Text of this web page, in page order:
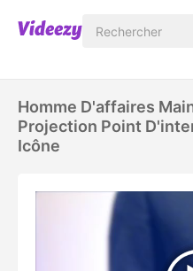
Homme D'affaires
Projection Point
Icône